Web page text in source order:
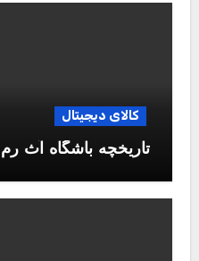
کالای دیجیتال
تاریخچه باشگاه آث رم